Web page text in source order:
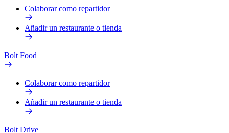
Colaborar como repartidor
Añadir un restaurante o tienda
Bolt Food
Colaborar como repartidor
Añadir un restaurante o tienda
Bolt Drive